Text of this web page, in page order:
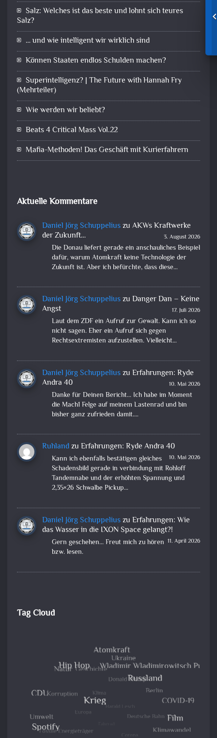
Salz: Welches ist das beste und lohnt sich teures
Salz?
… und wie intelligent wir wirklich sind
Können Staaten endlos Schulden machen?
Superintelligenz? | The Future with Hannah Fry
(Mehrteiler)
Wie werden wir beliebt?
Beats 4 Critical Mass Vol.22
Mafia-Methoden! Das Geschäft mit Kurierfahrern
Aktuelle Kommentare
Daniel Jörg Schuppeliuszu AKWs Kraftwerke
der Zukunft…
3. August 2026
Die Donau liefert gerade ein anschauliches Beispiel
dafür, warum Atomkraft keine Technologie der
Zukunft ist. Aber ich befürchte, dass diese…
Daniel Jörg Schuppeliuszu Danger Dan – Keine
Angst
17. Juli 2026
Laut dem ZDF ein Aufruf zur Gewalt. Kann ich so
nicht sagen. Eher ein Aufruf sich gegen
Rechtsextremisten aufzustellen. Vielleicht…
Daniel Jörg Schuppeliuszu Erfahrungen: Ryde
Andra 40
10. Mai 2026
Danke für Deinen Bericht... Ich habe im Moment
die Mach1 Felge auf meinem Lastenrad und bin
bisher ganz zufrieden damit.…
Ruhlandzu Erfahrungen: Ryde Andra 40
10. Mai 2026
Kann ich ebenfalls bestätigen gleiches
Schadensbild gerade in verbindung mit Rohloff
Tandemnabe und der erhöhten Spannung und
2,35×26 Schwalbe Pickup…
Daniel Jörg Schuppeliuszu Erfahrungen: Wie
das Wasser in die IXON Space gelangt?!
11. April 2026
Gern geschehen... Freut mich zu hören
bzw. lesen.
Tag Cloud